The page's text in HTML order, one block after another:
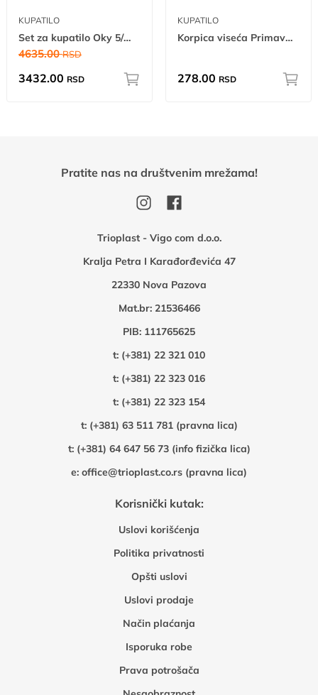
KUPATILO
Set za kupatilo Oky 5/1 tr A
4635.00RSD
3432.00 RSD
KUPATILO
Korpica viseća Primavera
278.00 RSD
Trioplast - Vigo com d.o.o.
Kralja Petra I Karađorđevića 47
22330 Nova Pazova
Mat.br: 21536466
PIB: 111765625
t: (+381) 22 321 010
t: (+381) 22 323 016
t: (+381) 22 323 154
t: (+381) 63 511 781 (pravna lica)
t: (+381) 64 647 56 73 (info fizička lica)
e: office@trioplast.co.rs (pravna lica)
Korisnički kutak:
Uslovi korišćenja
Politika privatnosti
Opšti uslovi
Uslovi prodaje
Način plaćanja
Isporuka robe
Prava potrošača
Pratite nas na društvenim mrežama!